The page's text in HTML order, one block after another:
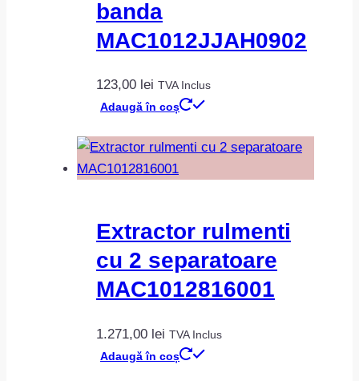
banda
MAC1012JJAH0902
123,00 lei TVA Inclus
Adaugă în coș
Extractor rulmenti
cu 2 separatoare
MAC1012816001
1.271,00 lei TVA Inclus
Adaugă în coș